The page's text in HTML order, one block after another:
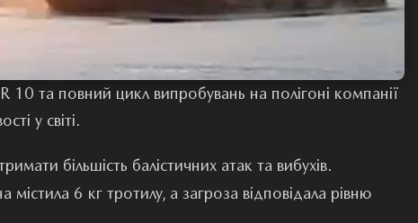
та повний цикл випробувань на полігоні компанії
у світі.
більшість балістичних атак та вибухів.
6 кг тротилу, а загроза відповідала рівню